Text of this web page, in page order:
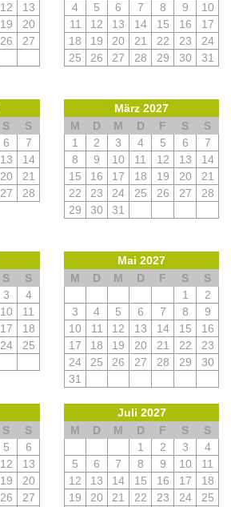
12
13
19
20
26
27
4
5 6 7 8 9
10
11
12 13 14 15 16
17
18
19 20 21 22 23
24
25
26 27 28 29 30 31
S
S
6
7
13
14
20
21
27 28
März 2027
M
D M D F S
S
1
2 3 4 5 6
7
8
9 10 11 12 13
14
15
16 17 18 19 20
21
22
23 24 25 26 27
28
29
30 31
S
S
3
4
10
11
17
18
24
25
Mai 2027
M
D M D F S
S
1
2
3
4 5 6 7 8
9
10
11 12 13 14 15
16
17
18 19 20 21 22
23
24
25 26 27 28 29
30
31
S
S
5
6
12
13
19
20
26
27
Juli 2027
M
D M D F S
S
1
2 3
4
5
6 7 8 9 10
11
12
13 14 15 16 17
18
19
20 21 22 23 24
25